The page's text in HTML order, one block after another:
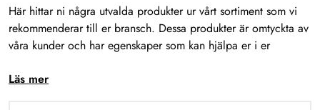
Här hittar ni några utvalda produkter ur vårt sortiment som vi
rekommenderar till er bransch. Dessa produkter är omtyckta av
våra kunder och har egenskaper som kan hjälpa er i er
Under Produkter-menyn hittar ni hela vårt sortiment.
Läs mer